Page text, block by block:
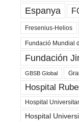
Espanya
Fresenius-Helios
Fundació Mundial
Fundación
GBSB Global
Hospital
Hospital
Hospital